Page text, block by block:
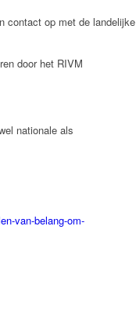
contact op met de landelijke
door het RIVM
nationale als
van-belang-om-